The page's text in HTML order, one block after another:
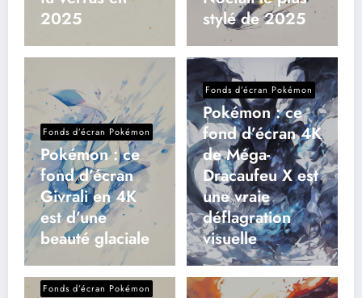
2025
stylé de 2025
Fonds d’écran Pokémon
Pokémon : ce
fond d’écran
Givrali en 4K
est d’une
beauté glaciale
Fonds d’écran Pokémon
Pokémon : ce
fond d’écran 4K
de Méga-
Dracaufeu X est
une vraie
déflagration
visuelle
Fonds d’écran Pokémon